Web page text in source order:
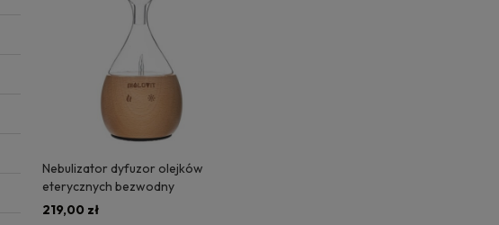
Nebulizator dyfuzor olejków
eterycznych bezwodny
219,00 zł